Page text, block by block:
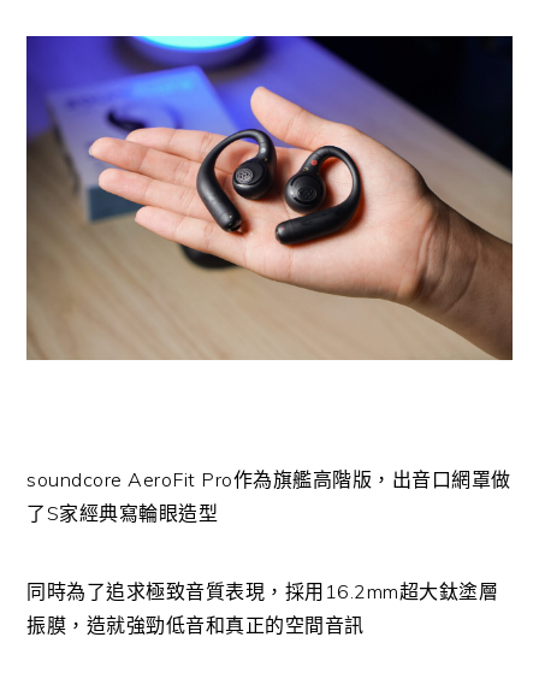
soundcore AeroFit Pro作為旗艦高階版，出音口網罩做
了S家經典寫輪眼造型
同時為了追求極致音質表現，採用16.2mm超大鈦塗層
振膜，造就強勁低音和真正的空間音訊